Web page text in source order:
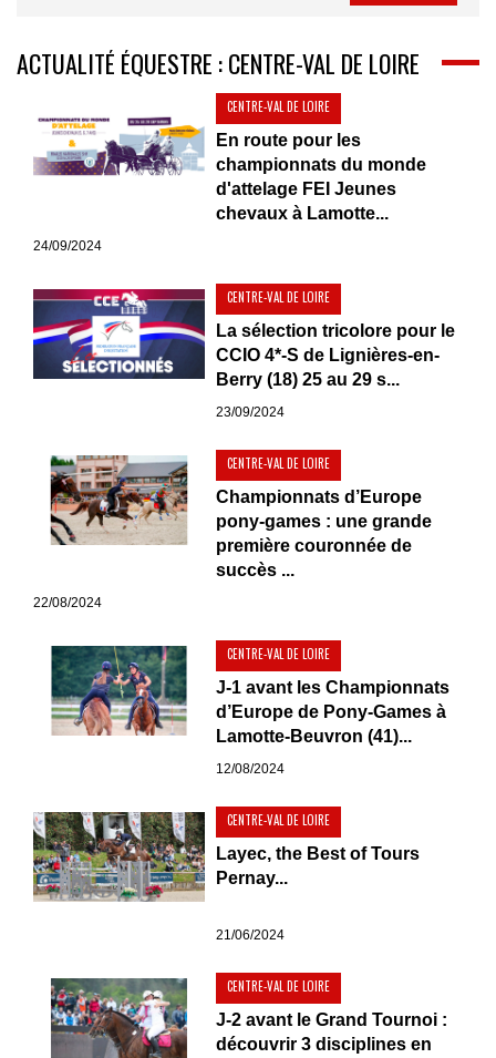
ACTUALITÉ ÉQUESTRE : CENTRE-VAL DE LOIRE
CENTRE-VAL DE LOIRE
En route pour les
championnats du monde
d'attelage FEI Jeunes
chevaux à Lamotte...
24/09/2024
CENTRE-VAL DE LOIRE
La sélection tricolore pour le
CCIO 4*-S de Lignières-en-
Berry (18) 25 au 29 s...
23/09/2024
CENTRE-VAL DE LOIRE
Championnats d’Europe
pony-games : une grande
première couronnée de
succès ...
22/08/2024
CENTRE-VAL DE LOIRE
J-1 avant les Championnats
d’Europe de Pony-Games à
Lamotte-Beuvron (41)...
12/08/2024
CENTRE-VAL DE LOIRE
Layec, the Best of Tours
Pernay...
21/06/2024
CENTRE-VAL DE LOIRE
J-2 avant le Grand Tournoi :
découvrir 3 disciplines en